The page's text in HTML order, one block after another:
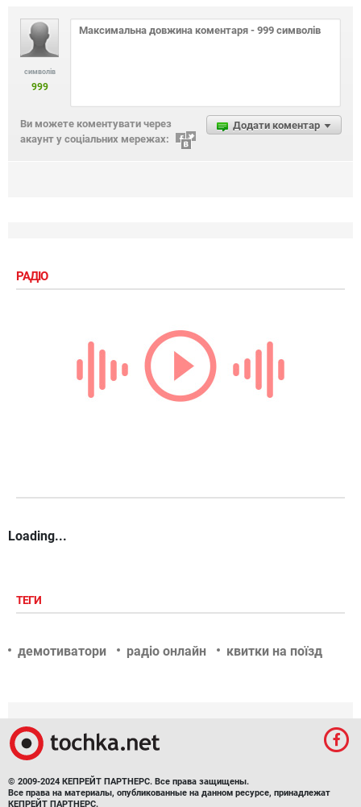
символів
999
Додати коментар
Ви можете коментувати через
акаунт у соціальних мережах:
РАДІО
Loading...
ТЕГИ
демотиватори радіо онлайн квитки на поїзд
© 2009-2024 КЕПРЕЙТ ПАРТНЕРС. Все права защищены.
Все права на материалы, опубликованные на данном ресурсе, принадлежат
КЕПРЕЙТ ПАРТНЕРС.